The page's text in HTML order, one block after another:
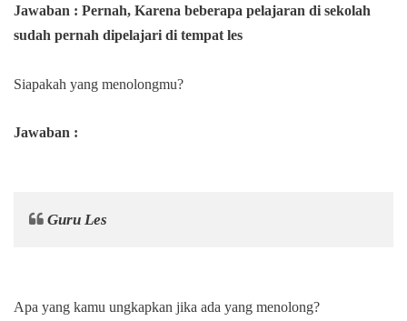
Jawaban : Pernah, Karena beberapa pelajaran di sekolah
sudah pernah dipelajari di tempat les
Siapakah yang menolongmu?
Jawaban :
Guru Les
Apa yang kamu ungkapkan jika ada yang menolong?